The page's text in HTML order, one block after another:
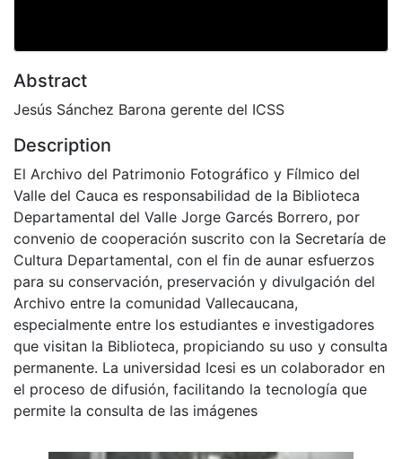
Abstract
Jesús Sánchez Barona gerente del ICSS
Description
El Archivo del Patrimonio Fotográfico y Fílmico del
Valle del Cauca es responsabilidad de la Biblioteca
Departamental del Valle Jorge Garcés Borrero, por
convenio de cooperación suscrito con la Secretaría de
Cultura Departamental, con el fin de aunar esfuerzos
para su conservación, preservación y divulgación del
Archivo entre la comunidad Vallecaucana,
especialmente entre los estudiantes e investigadores
que visitan la Biblioteca, propiciando su uso y consulta
permanente. La universidad Icesi es un colaborador en
el proceso de difusión, facilitando la tecnología que
permite la consulta de las imágenes